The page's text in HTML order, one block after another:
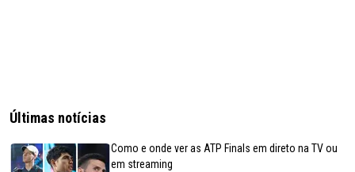
Últimas notícias
Como e onde ver as ATP Finals em direto na TV ou
em streaming